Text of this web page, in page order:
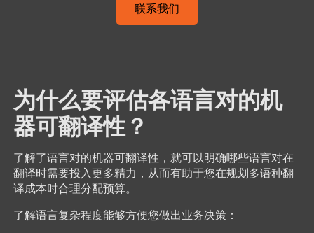
联系我们
为什么要评估各语言对的机
器可翻译性？
了解了语言对的机器可翻译性，就可以明确哪些语言对在
翻译时需要投入更多精力，从而有助于您在规划多语种翻
译成本时合理分配预算。
了解语言复杂程度能够方便您做出业务决策：